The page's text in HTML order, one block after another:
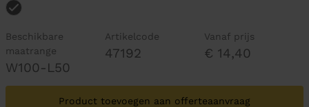
Beschikbare
maatrange
W100-L50
Artikelcode
47192
Vanaf prijs
€ 14,40
Product toevoegen aan offerteaanvraag